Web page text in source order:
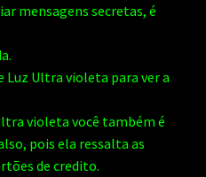
mensagens secretas, é
Ultra violeta para ver a
violeta você também é
pois ela ressalta as
de credito.